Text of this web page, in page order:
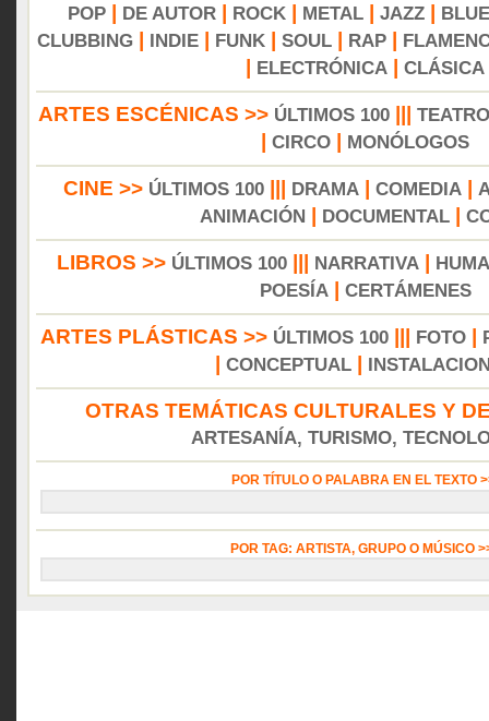
POP
DE AUTOR ROCK METAL JAZZ
CLUBBING
INDIE FUNK SOUL RAP
ELECTRÓNICA CLÁSICA
ARTES ESCÉNICAS >> ÚLTIMOS 100||| TEATRO
CIRCO MONÓLOGOS
CINE >> ÚLTIMOS 100 DRAMA COMEDIA
ANIMACIÓN
DOCUMENTAL|
LIBROS >> ÚLTIMOS 100 NARRATIVA
POESÍA| CERTÁMENES
ARTES PLÁSTICAS >> ÚLTIMOS 100 FOTO
CONCEPTUAL
OTRAS TEMÁTICAS CULTURALES Y
ARTESANÍA, TURISMO,
POR TÍTULO O PALABRA EN EL TEXTO
POR TAG: ARTISTA, GRUPO O MÚSICO